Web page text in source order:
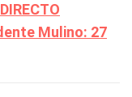
Mulino: 27